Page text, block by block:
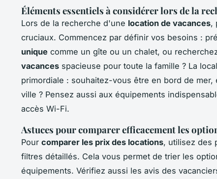
Éléments essentiels à considérer lors de la
Lors de la recherche d'une location de vacances,
cruciaux. Commencez par définir vos besoins :
unique comme un gîte ou un chalet, ou
vacances spacieuse pour toute la famille ? La
primordiale : souhaitez-vous être en bord de
ville ? Pensez aussi aux équipements
accès Wi-Fi.
Astuces pour comparer efficacement les
Pour comparer les prix des locations, utilisez des
filtres détaillés. Cela vous permet de trier les
équipements. Vérifiez aussi les avis des